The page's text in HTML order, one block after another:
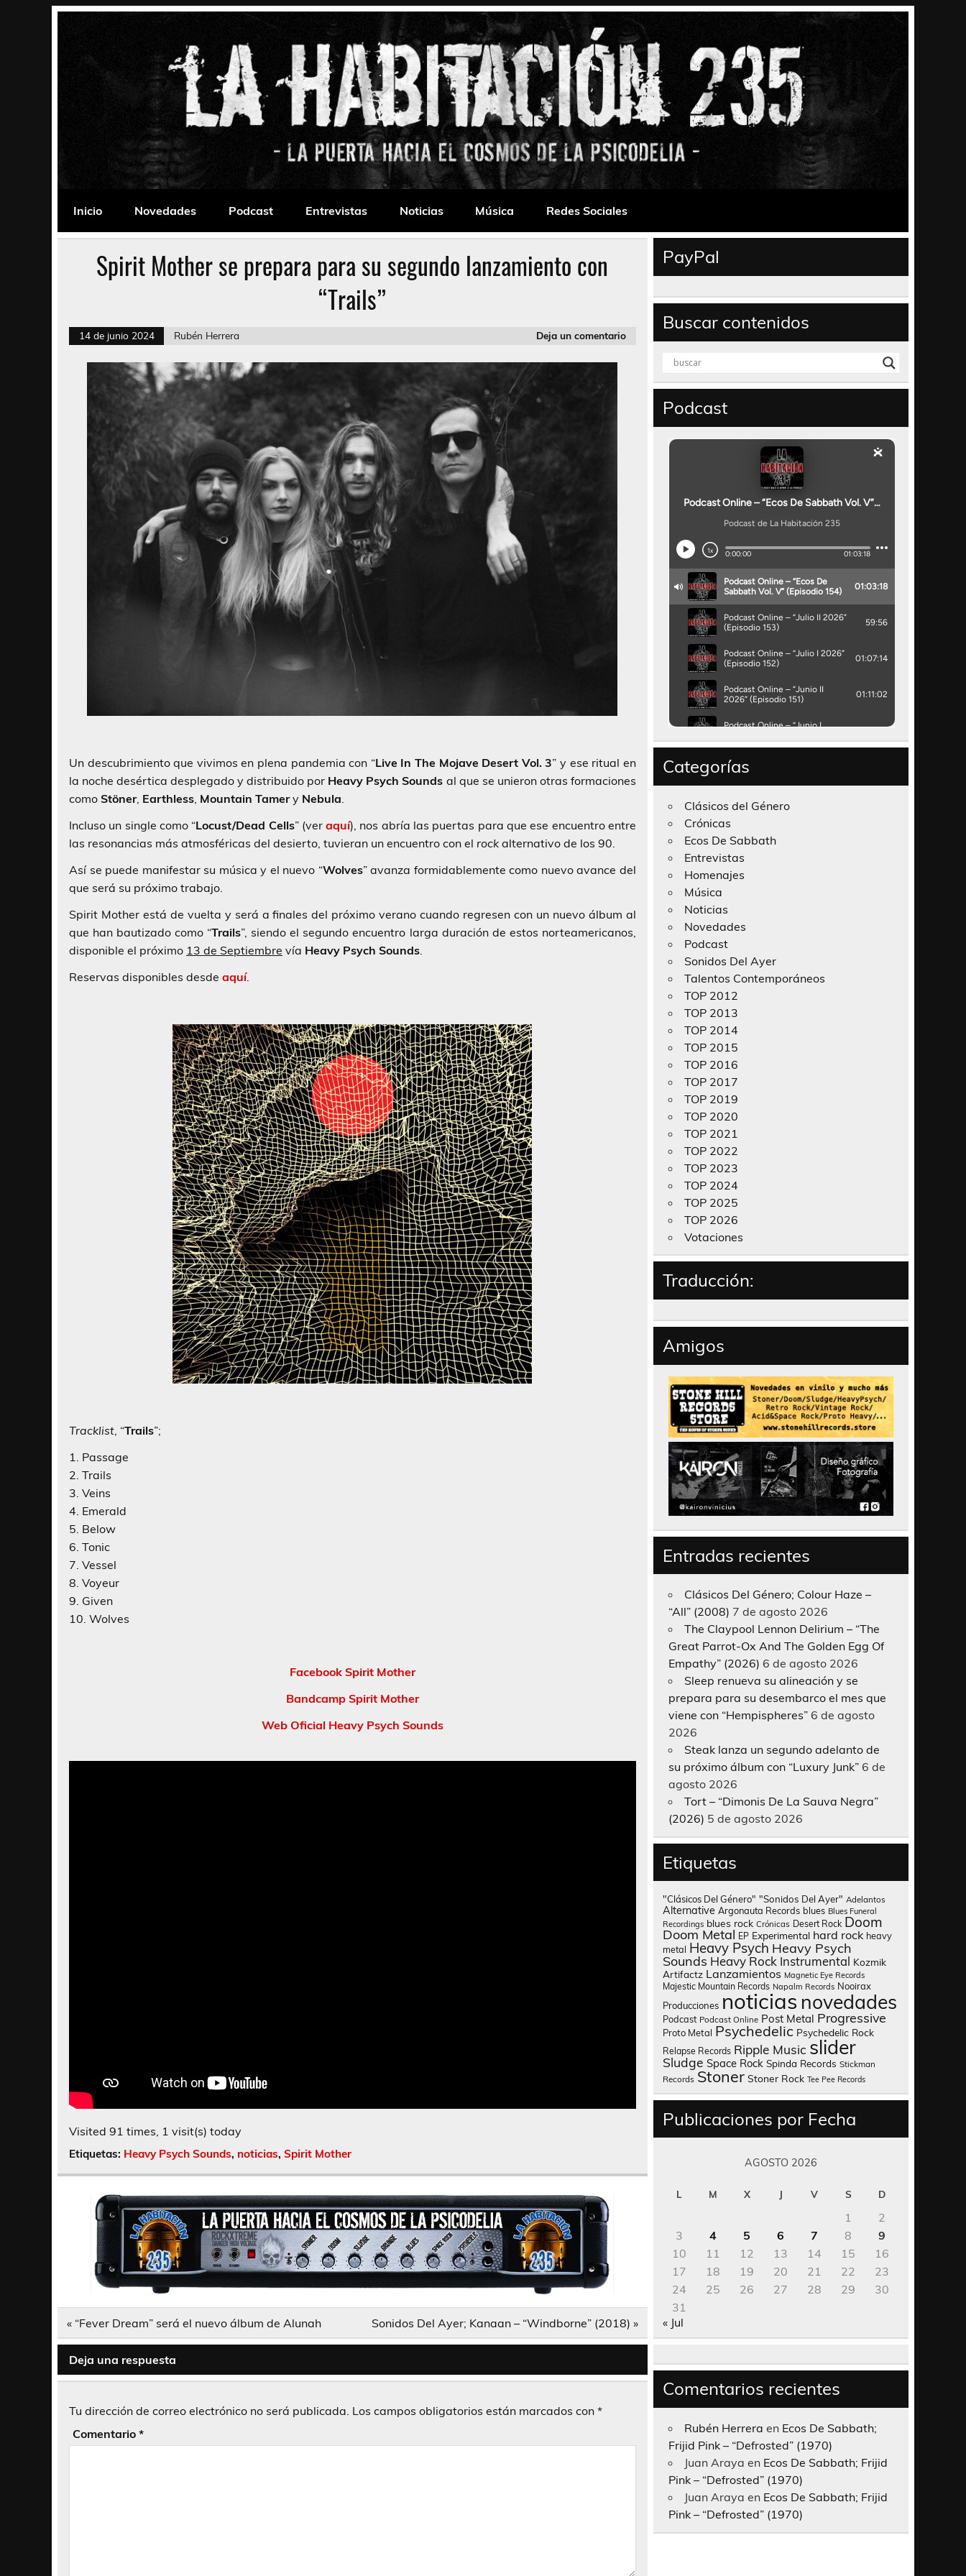
La Habitación 235
Inicio
Novedades Podcast Entrevistas Noticias Música Redes Sociales
Spirit Mother se prepara para su segundo lanzamiento con
“Trails”
14 de junio 2024 Rubén Herrera Deja un comentario
Un descubrimiento que vivimos en plena pandemia con “Live In The Mojave Desert Vol. 3” y ese ritual en
la noche desértica desplegado y distribuido por Heavy Psych Sounds al que se unieron otras formaciones
como Stöner, Earthless Mountain Tamery Nebula
Incluso un single como “Locust/Dead Cells” (veraquí), nos abría las puertas para que ese encuentro entre
las resonancias más atmosféricas del desierto, tuvieran un encuentro con el rock alternativo de los 90.
Así se puede manifestar su música y el nuevo “Wolves” avanza formidablemente como nuevo avance del
que será su próximo trabajo.
Spirit Mother está de vuelta y será a finales del próximo verano cuando regresen con un nuevo álbum al
que han bautizado como “Trails”, siendo el segundo encuentro larga duración de estos norteamericanos,
disponible el próximo 13 de Septiembre vía Heavy Psych Sounds
Reservas disponibles desde aquí.
Tracklist , “Trails”;
1. Passage
2. Trails
3. Veins
4. Emerald
5. Below
6. Tonic
7. Vessel
8. Voyeur
9. Given
10. Wolves
Facebook Spirit Mother
Bandcamp Spirit Mother
Web Oficial Heavy Psych Sounds
Visited 91 times, 1 visit(s) today
Etiquetas: Heavy Psych Sounds, noticias, Spirit Mother
Navegación
entradas
« “Fever Dream” será el nuevo álbum de Alunah Sonidos Del Ayer; Kanaan – “Windborne” (2018) »
Deja una respuesta
Tu dirección de correo electrónico no será publicada. Los campos obligatorios están marcados con *
Comentario *
PayPal
Buscar contenidos
Podcast
Categorías
Clásicos del Género
Crónicas
Ecos De Sabbath
Entrevistas
Homenajes
Música
Noticias
Novedades
Podcast
Sonidos Del Ayer
Talentos Contemporáneos
TOP 2012
TOP 2013
TOP 2014
TOP 2015
TOP 2016
TOP 2017
TOP 2019
TOP 2020
TOP 2021
TOP 2022
TOP 2023
TOP 2024
TOP 2025
TOP 2026
Votaciones
Traducción:
Amigos
Entradas recientes
Clásicos Del Género; Colour Haze –
“All” (2008) 7 de agosto 2026
The Claypool Lennon Delirium – “The
Great Parrot-Ox And The Golden Egg Of
Empathy” (2026) 6 de agosto 2026
Sleep renueva su alineación y se
prepara para su desembarco el mes que
viene con “Hempispheres” 6 de agosto
2026
Steak lanza un segundo adelanto de
su próximo álbum con “Luxury Junk” 6 de
agosto 2026
Tort – “Dimonis De La Sauva Negra”
(2026) 5 de agosto 2026
Etiquetas
"Clásicos Del Género" "Sonidos Del Ayer" Adelantos
Alternative Argonauta Records blues Blues Funeral
Recordings blues rock Crónicas Desert Rock Doom
Doom Metal EP Experimental hard rock heavy
metal Heavy Psych Heavy Psych
Sounds Heavy Rock Instrumental Kozmik
Artifactz Lanzamientos Magnetic Eye Records
Majestic Mountain Records Napalm Records Nooirax
Producciones noticias novedades
Podcast Podcast Online Post Metal Progressive
Proto Metal Psychedelic Psychedelic Rock
Relapse Records Ripple Music slider
Sludge Space Rock Spinda Records Stickman
Records Stoner Stoner Rock Tee Pee Records
Publicaciones por Fecha
AGOSTO 2026
L M X J V S D
1
2
3
4 5 6 7 8
9
10
11 12 13 14 15
16
17
18 19 20 21 22
23
24
25 26 27 28 29
30
31
« Jul
Comentarios recientes
Rubén Herrera en Ecos De Sabbath;
Frijid Pink – “Defrosted” (1970)
Juan Araya en Ecos De Sabbath; Frijid
Pink – “Defrosted” (1970)
Juan Araya en Ecos De Sabbath; Frijid
Pink – “Defrosted” (1970)